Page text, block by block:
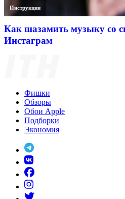
Инструкции
Как шазамить музыку со
Инстаграм
Фишки
Обзоры
Обои Apple
Подборки
Экономия